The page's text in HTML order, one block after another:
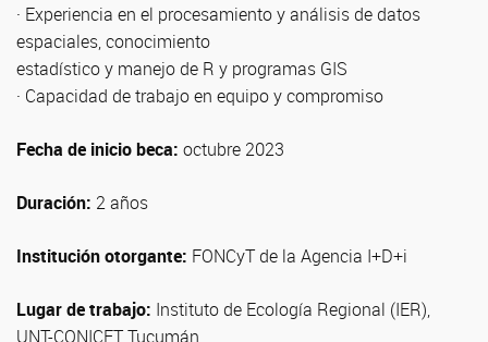
· Experiencia en el procesamiento y análisis de datos
espaciales, conocimiento
estadístico y manejo de R y programas GIS
· Capacidad de trabajo en equipo y compromiso
Fecha de inicio beca: octubre 2023
Duración: 2 años
Institución otorgante: FONCyT de la Agencia I+D+i
Lugar de trabajo: Instituto de Ecología Regional (IER),
UNT-CONICET Tucumán.